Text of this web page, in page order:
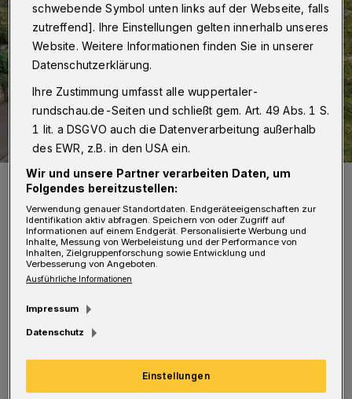
Der Demozug auf der Talachse.
Foto: Christoph Petersen
B7 bis zum Hauptbahnhof, dann über die
schwebende Symbol unten links auf der Webseite, falls
zutreffend]. Ihre Einstellungen gelten innerhalb unseres
Website. Weitere Informationen finden Sie in unserer
Datenschutzerklärung.
Ihre Zustimmung umfasst alle wuppertaler-
rundschau.de-Seiten und schließt gem. Art. 49 Abs. 1 S.
1 lit. a DSGVO auch die Datenverarbeitung außerhalb
des EWR, z.B. in den USA ein.
Wir und unsere Partner verarbeiten Daten, um
Folgendes bereitzustellen:
Verwendung genauer Standortdaten. Endgeräteeigenschaften zur
Identifikation aktiv abfragen. Speichern von oder Zugriff auf
Informationen auf einem Endgerät. Personalisierte Werbung und
Inhalte, Messung von Werbeleistung und der Performance von
Inhalten, Zielgruppenforschung sowie Entwicklung und
Verbesserung von Angeboten.
Ausführliche Informationen
Impressum
Datenschutz
Einstellungen